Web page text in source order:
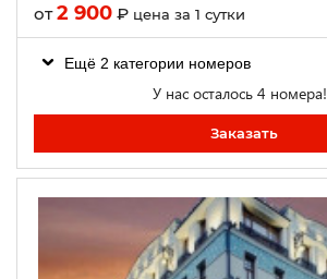
от2 900 ₽ цена за 1 сутки
Ещё 2 категории номеров
У нас осталось 4 номера!
Заказать